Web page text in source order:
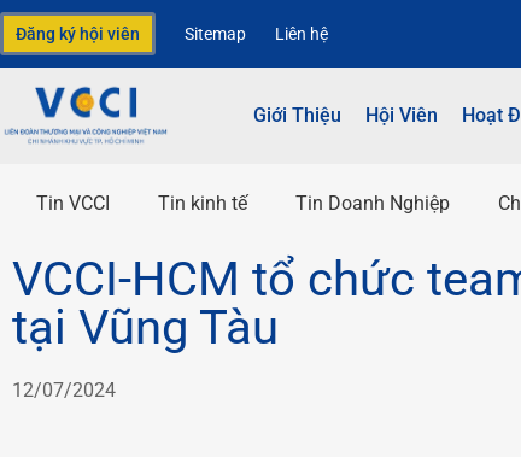
Đăng ký hội viên Sitemap Liên hệ
Giới Thiệu Hội Viên Hoạt
Tin VCCI Tin kinh tế Tin Doanh Nghiệp
VCCI-HCM tổ chức
tại Vũng Tàu
12/07/2024